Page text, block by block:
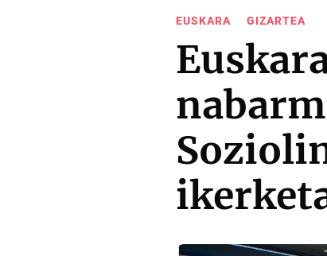
EUSKARA GIZARTEA